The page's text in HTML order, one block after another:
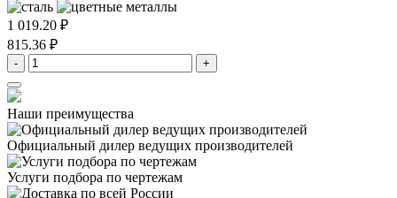
1 019.20 ₽
815.36 ₽
- +
Наши преимущества
Официальный дилер ведущих производителей
Услуги подбора по чертежам